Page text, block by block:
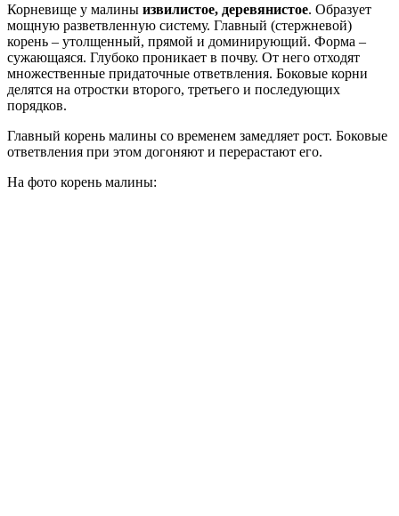
Корневище у малины извилистое, деревянистое. Образует
мощную разветвленную систему. Главный (стержневой)
корень – утолщенный, прямой и доминирующий. Форма –
сужающаяся. Глубоко проникает в почву. От него отходят
множественные придаточные ответвления. Боковые корни
делятся на отростки второго, третьего и последующих
порядков.
Главный корень малины со временем замедляет рост. Боковые
ответвления при этом догоняют и перерастают его.
На фото корень малины: